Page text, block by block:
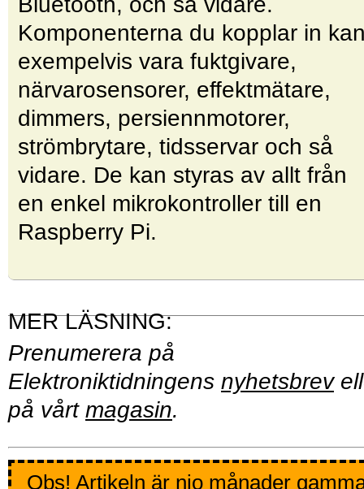
Komponenterna du kopplar in
exempelvis vara fuktgivare,
närvarosensorer, effektmätare,
dimmers, persiennmotorer,
strömbrytare, tidsservar och så
vidare. De kan styras av allt från
en enkel mikrokontroller till en
Raspberry Pi.
Prenumerera på
Elektroniktidningens nyhetsbrev
på vårt magasin.
Obs! Artikeln är nio månader